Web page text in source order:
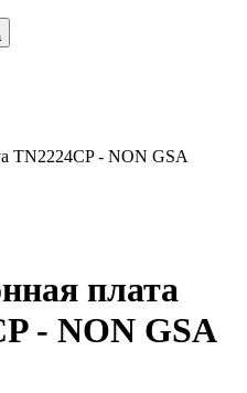
TN2224CP - NON GSA
плата
- NON GSA